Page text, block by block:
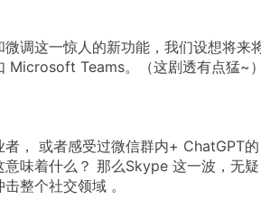
调这一惊人的新功能，我们设想将来
Microsoft Teams。（这剧透有点猛~
， 或者感受过微信群内+ ChatGPT的
味着什么？ 那么Skype 这一波，无疑
整个社交领域 。